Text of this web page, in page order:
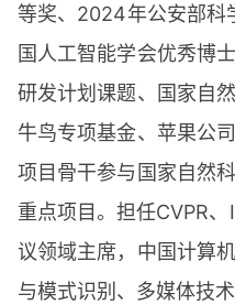
等奖、2024年公安部科
国人工智能学会优秀博
研发计划课题、国家自
牛鸟专项基金、苹果公
项目骨干参与国家自然
重点项目。担任CVPR
议领域主席，中国计算
与模式识别、多媒体技